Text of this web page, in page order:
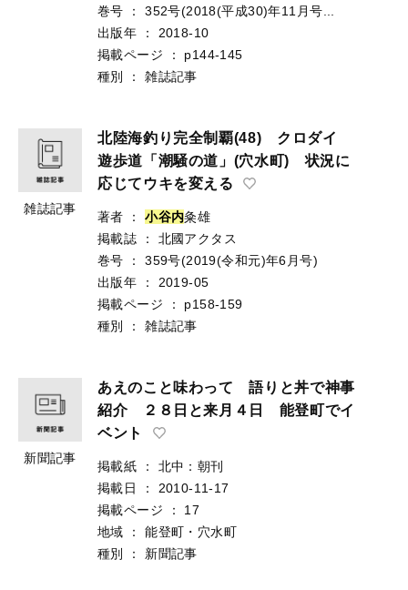
巻号
：
352号(2018(平成30)年11月号...
出版年
：
2018-10
掲載ページ
：
p144-145
種別
： 雑誌記事
雑誌記事
北陸海釣り完全制覇(48) クロダイ
遊歩道「潮騒の道」(穴水町) 状況に
応じてウキを変える
著者 ： 小谷内粂雄
掲載誌
：
北國アクタス
巻号
：
359号(2019(令和元)年6月号)
出版年
：
2019-05
掲載ページ
：
p158-159
種別
： 雑誌記事
新聞記事
あえのこと味わって 語りと丼で神事
紹介 ２８日と来月４日 能登町でイ
ベント
掲載紙 ：
北中：朝刊
掲載日
：
2010-11-17
掲載ページ
：
17
地域
：
能登町・穴水町
種別
： 新聞記事